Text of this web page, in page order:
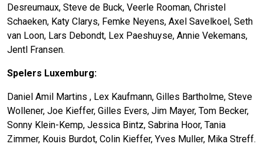
Desreumaux, Steve de Buck, Veerle Rooman, Christel
Schaeken, Katy Clarys, Femke Neyens, Axel Savelkoel, Seth
van Loon, Lars Debondt, Lex Paeshuyse, Annie Vekemans,
Jentl Fransen.
Spelers Luxemburg:
Daniel Amil Martins , Lex Kaufmann, Gilles Bartholme, Steve
Wollener, Joe Kieffer, Gilles Evers, Jim Mayer, Tom Becker,
Sonny Klein-Kemp, Jessica Bintz, Sabrina Hoor, Tania
Zimmer, Kouis Burdot, Colin Kieffer, Yves Muller, Mika Streff.